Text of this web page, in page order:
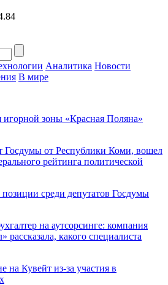
Аналитика Новости
В мире
зоны «Красная Поляна»
Госдумы от Республики Коми, вошел
рейтинга политической
среди депутатов Госдумы
на аутсорсинге: компания
рассказала, какого специалиста
на Кувейт из-за участия в